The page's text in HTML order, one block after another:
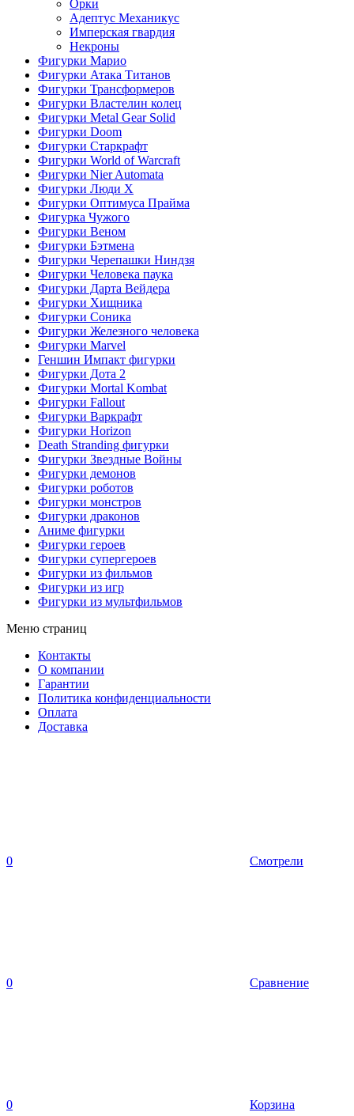
Орки
Адептус Механикус
Имперская гвардия
Некроны
Фигурки Марио
Фигурки Атака Титанов
Фигурки Трансформеров
Фигурки Властелин колец
Фигурки Metal Gear Solid
Фигурки Doom
Фигурки Старкрафт
Фигурки World of Warcraft
Фигурки Nier Automata
Фигурки Люди Х
Фигурки Оптимуса Прайма
Фигурка Чужого
Фигурки Веном
Фигурки Бэтмена
Фигурки Черепашки Ниндзя
Фигурки Человека паука
Фигурки Дарта Вейдера
Фигурки Хищника
Фигурки Соника
Фигурки Железного человека
Фигурки Marvel
Геншин Импакт фигурки
Фигурки Дота 2
Фигурки Mortal Kombat
Фигурки Fallout
Фигурки Варкрафт
Фигурки Horizon
Death Stranding фигурки
Фигурки Звездные Войны
Фигурки демонов
Фигурки роботов
Фигурки монстров
Фигурки драконов
Аниме фигурки
Фигурки героев
Фигурки супергероев
Фигурки из фильмов
Фигурки из игр
Фигурки из мультфильмов
Меню страниц
Контакты
O компании
Гарантии
Политика конфиденциальности
Оплата
Доставка
0 Смотрели
0 Сравнение
0 Корзина